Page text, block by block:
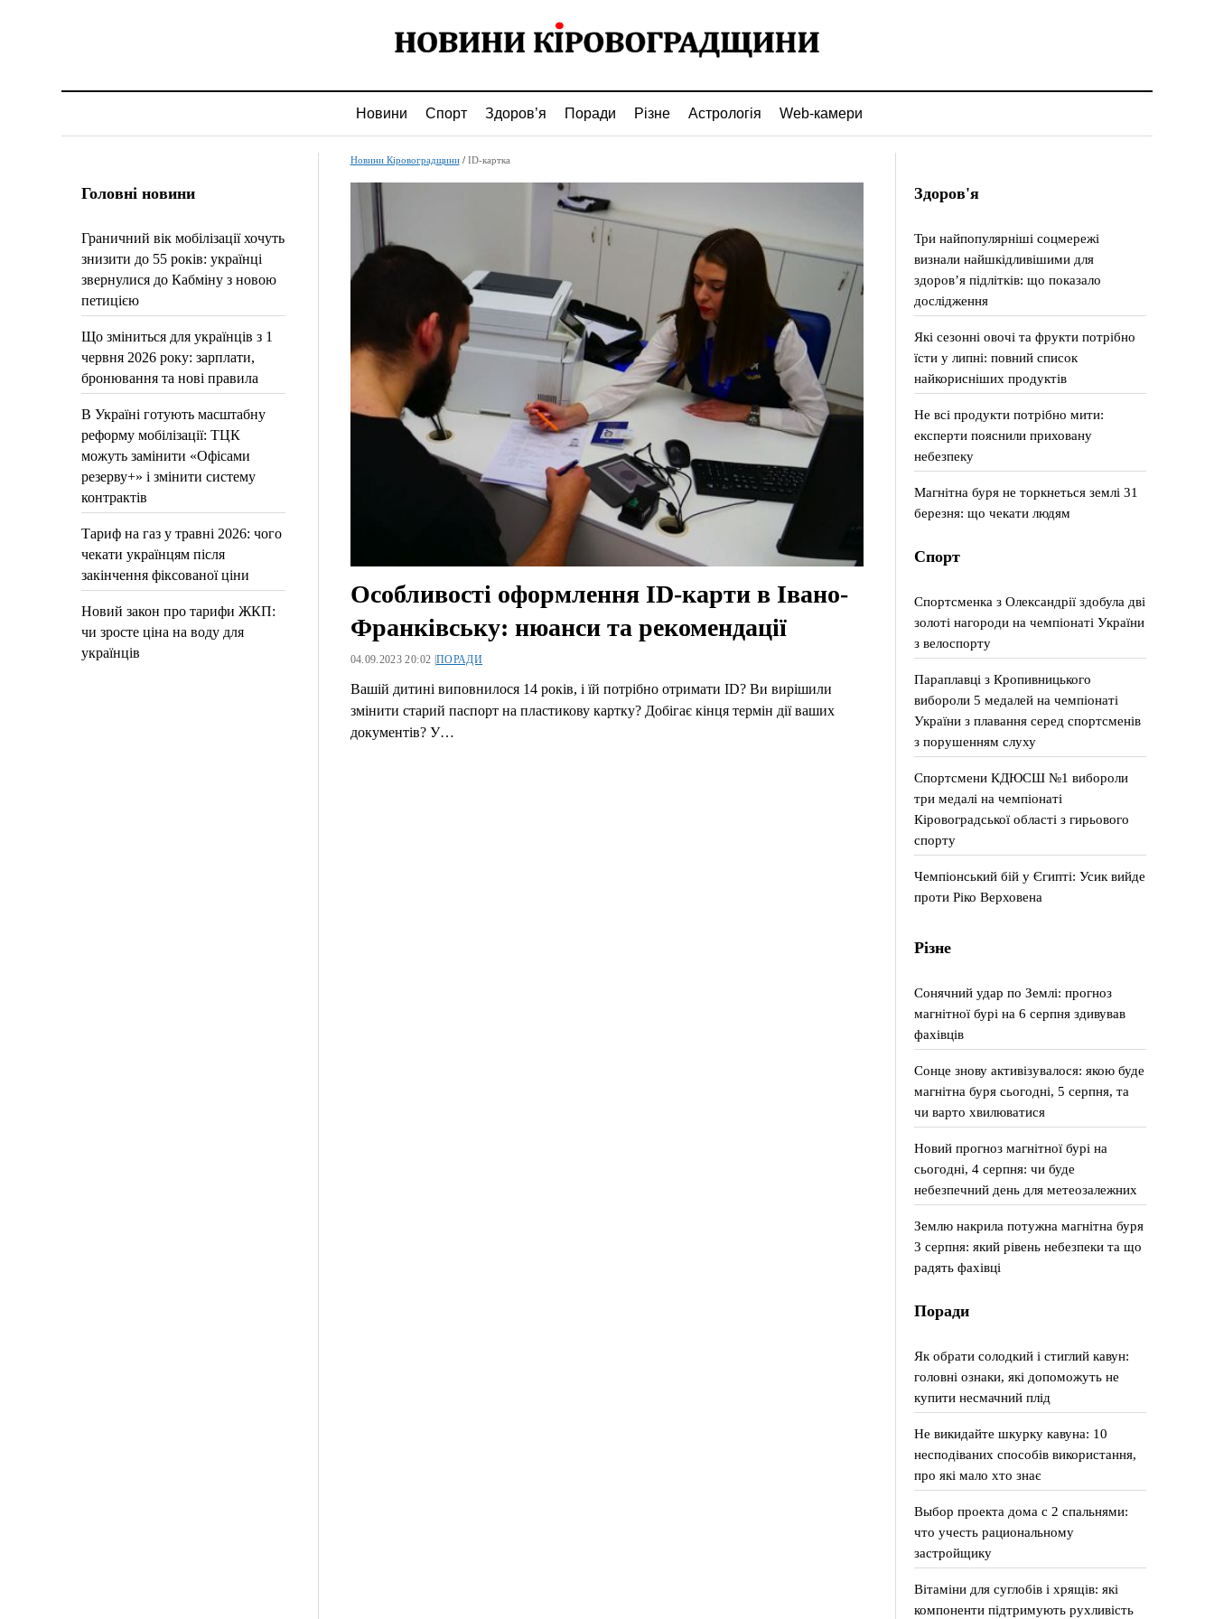
Новини Спорт Здоров’я Поради Різне Астрологія Web-камери
Головні новини
Граничний вік мобілізації хочуть
знизити до 55 років: українці
звернулися до Кабміну з новою
петицією
Що зміниться для українців з 1
червня 2026 року: зарплати,
бронювання та нові правила
В Україні готують масштабну
реформу мобілізації: ТЦК
можуть замінити «Офісами
резерву+» і змінити систему
контрактів
Тариф на газ у травні 2026: чого
чекати українцям після
закінчення фіксованої ціни
Новий закон про тарифи ЖКП:
чи зросте ціна на воду для
українців
Новини Кіровоградщини/ ID-картка
Особливості оформлення ID-карти в Івано-
Франківську: нюанси та рекомендації
04.09.2023 20:02 |ПОРАДИ
Вашій дитині виповнилося 14 років, і їй потрібно отримати ID? Ви вирішили
змінити старий паспорт на пластикову картку? Добігає кінця термін дії ваших
документів? У…
Здоров'я
Три найпопулярніші соцмережі
визнали найшкідливішими для
здоров’я підлітків: що показало
дослідження
Які сезонні овочі та фрукти потрібно
їсти у липні: повний список
найкорисніших продуктів
Не всі продукти потрібно мити:
експерти пояснили приховану
небезпеку
Магнітна буря не торкнеться землі 31
березня: що чекати людям
Спорт
Спортсменка з Олександрії здобула дві
золоті нагороди на чемпіонаті України
з велоспорту
Параплавці з Кропивницького
вибороли 5 медалей на чемпіонаті
України з плавання серед спортсменів
з порушенням слуху
Спортсмени КДЮСШ №1 вибороли
три медалі на чемпіонаті
Кіровоградської області з гирьового
спорту
Чемпіонський бій у Єгипті: Усик вийде
проти Ріко Верховена
Різне
Сонячний удар по Землі: прогноз
магнітної бурі на 6 серпня здивував
фахівців
Сонце знову активізувалося: якою буде
магнітна буря сьогодні, 5 серпня, та
чи варто хвилюватися
Новий прогноз магнітної бурі на
сьогодні, 4 серпня: чи буде
небезпечний день для метеозалежних
Землю накрила потужна магнітна буря
3 серпня: який рівень небезпеки та що
радять фахівці
Поради
Як обрати солодкий і стиглий кавун:
головні ознаки, які допоможуть не
купити несмачний плід
Не викидайте шкурку кавуна: 10
несподіваних способів використання,
про які мало хто знає
Выбор проекта дома с 2 спальнями:
что учесть рациональному
застройщику
Вітаміни для суглобів і хрящів: які
компоненти підтримують рухливість